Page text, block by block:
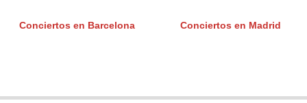
Conciertos en Barcelona Conciertos en Madrid